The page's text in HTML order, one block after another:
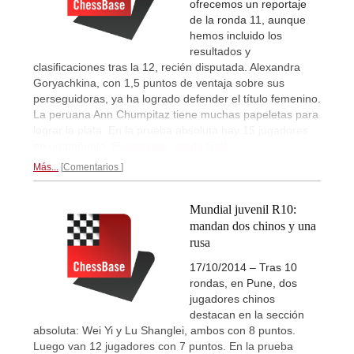
ofrecemos un reportaje
de la ronda 11, aunque
hemos incluido los
resultados y
clasificaciones tras la 12, recién disputada. Alexandra
Goryachkina, con 1,5 puntos de ventaja sobre sus
perseguidoras, ya ha logrado defender el título femenino.
La peruana Ann Chumpitaz tiene muchas papeletas para
Más... Comentarios
Mundial juvenil R10:
mandan dos chinos y una
rusa
17/10/2014 – Tras 10
rondas, en Pune, dos
jugadores chinos
destacan en la sección
absoluta: Wei Yi y Lu Shanglei, ambos con 8 puntos.
Luego van 12 jugadores con 7 puntos. En la prueba